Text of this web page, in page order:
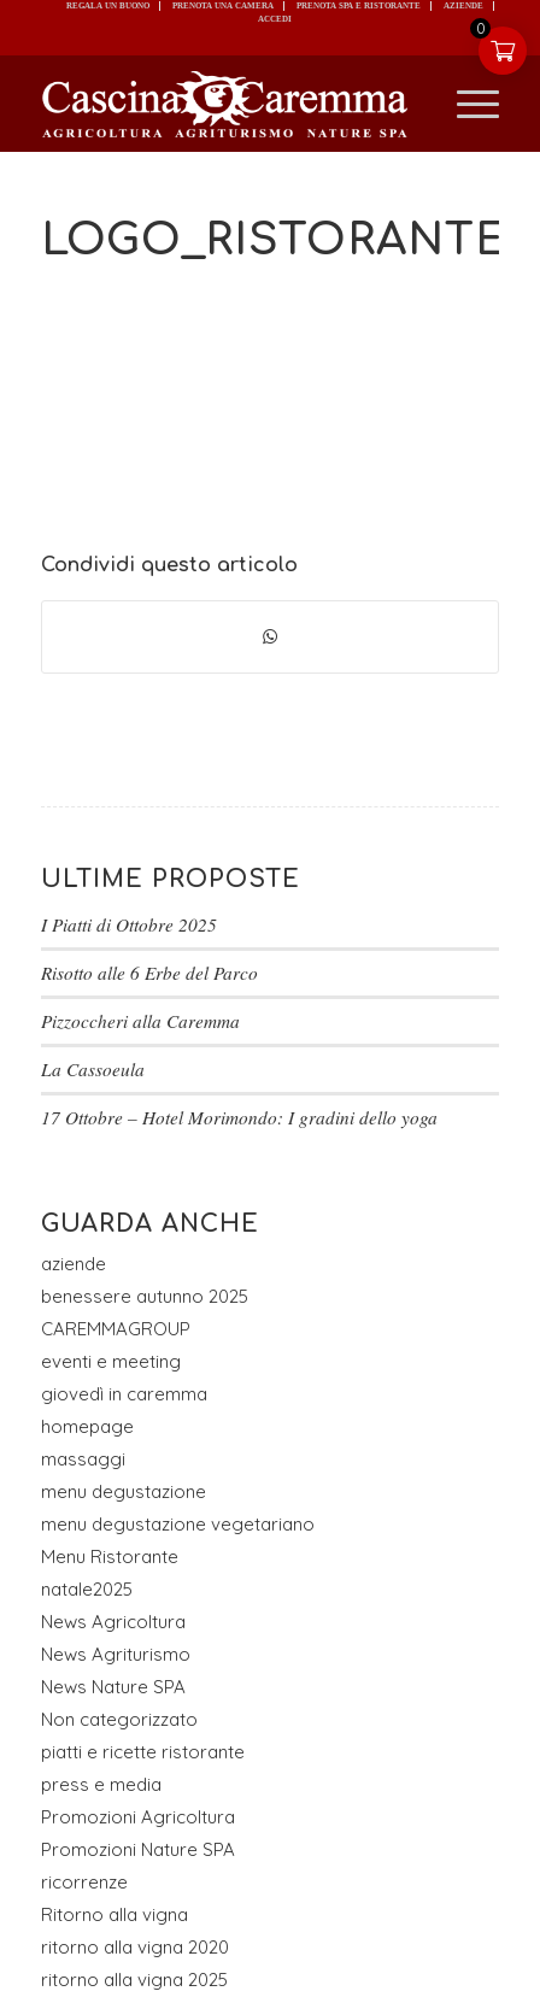
0
REGALA UN BUONO PRENOTA UNA CAMERA PRENOTA SPA E RISTORANTE
Condividi questo articolo
ULTIME PROPOSTE
I Piatti di Ottobre 2025
Risotto alle 6 Erbe del Parco
Pizzoccheri alla Caremma
La Cassoeula
17 Ottobre – Hotel Morimondo: I gradini dello yoga
GUARDA ANCHE
aziende
benessere autunno 2025
CAREMMAGROUP
eventi e meeting
giovedì in caremma
homepage
massaggi
menu degustazione
menu degustazione vegetariano
Menu Ristorante
natale2025
News Agricoltura
News Agriturismo
News Nature SPA
Non categorizzato
piatti e ricette ristorante
press e media
Promozioni Agricoltura
Promozioni Nature SPA
ricorrenze
Ritorno alla vigna
ritorno alla vigna 2020
ritorno alla vigna 2025